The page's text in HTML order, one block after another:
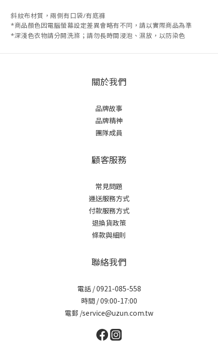
斜紋布材質，兩側有口袋/有底褲
*商品顏色因電腦螢幕設定差異會略有不同，請以實際商品為準
*深淺色衣物請分開洗滌；請勿長時間浸泡、濕放，以防染色
關於我們
品牌故事
品牌精神
團隊成員
顧客服務
常見問題
運送服務方式
付款服務方式
退換貨政策
條款與細則
聯絡我們
電話 / 0921-085-558
時間 / 09:00-17:00
電郵 /service@uzun.com.tw